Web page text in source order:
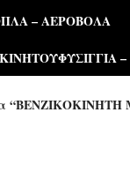
– ΑΕΡΟΒΌΛΑ
ΦΥΣΊΓΓΙΑ